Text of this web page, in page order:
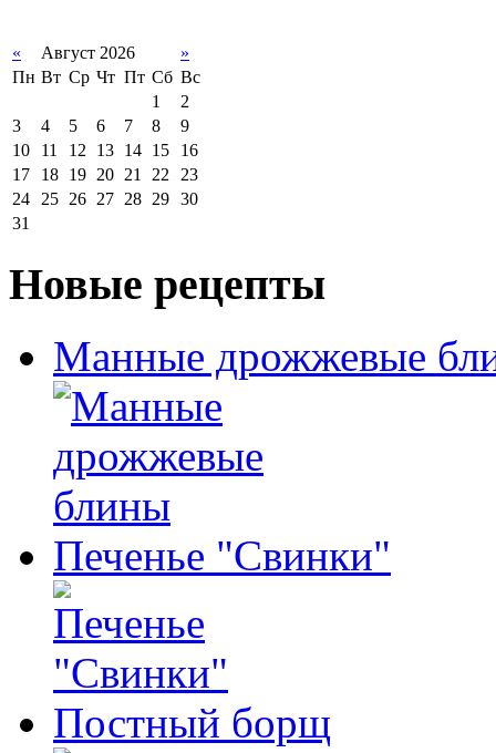
« Август 2026
»
Пн Вт Ср Чт Пт Сб Вс
1
2
3
4 5 6 7 8
9
10
11 12 13 14 15
16
17
18 19 20 21 22 23
24 25 26 27 28 29 30
31
Новые рецепты
Манные дрожжевые
Печенье "Свинки"
Постный борщ